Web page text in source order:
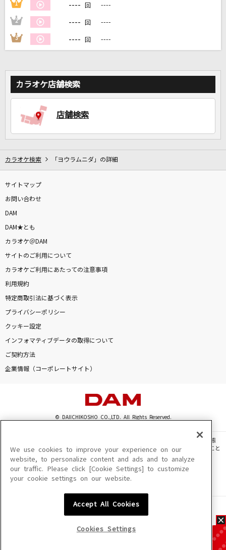
B'z
カラオケをもっと楽しもう！
1 ---- 回 ----
2 ---- 回 ----
3 ---- 回 ----
カラオケ店舗検索
店舗検索
カラオケ検索 「ヨウラムニダ」の詳細
サイトマップ
お問い合わせ
DAM
DAM★とも
カラオケ＠DAM
サイトのご利用について
カラオケご利用にあたっての注意事項
利用規約
特定商取引法に基づく表示
プライバシーポリシー
クッキー設定
インフォマティブデータの取得について
ご契約方法
企業情報（コーポレートサイト）
© DAIICHIKOSHO CO.,LTD. All Rights Reserved.
このサイトに掲載されている一切の文章・画像・写真・動画・音声等を、手段や形態
を問わず、著作権法の定める範囲を超えて無断で複製、転載、ファイル化などすること
を禁じます。
楽曲及びコンテンツは、機種によりご利用いただけない場合があります。
楽曲及びコンテンツの配信日、配信内容が変更になる場合があります。
We use cookies to improve your experience on our
website, to personalize content and ads and to analyze
our traffic. Please click [Cookie Settings] to customize
your cookie settings on our website.
Accept All Cookies
Cookies Settings